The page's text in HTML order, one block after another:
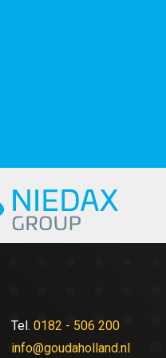
Tel. 0182 - 506 200
info@goudaholland.nl